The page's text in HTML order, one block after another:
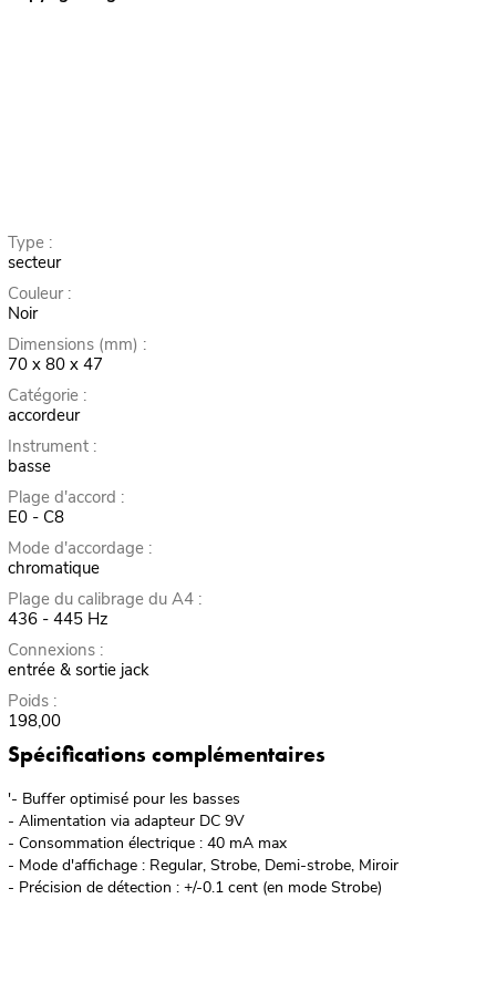
Type :
secteur
Couleur :
Noir
Dimensions (mm) :
70 x 80 x 47
Catégorie :
accordeur
Instrument :
basse
Plage d'accord :
E0 - C8
Mode d'accordage :
chromatique
Plage du calibrage du A4 :
436 - 445 Hz
Connexions :
entrée & sortie jack
Poids :
198,00
Spécifications complémentaires
'- Buffer optimisé pour les basses
- Alimentation via adapteur DC 9V
- Consommation électrique : 40 mA max
- Mode d'affichage : Regular, Strobe, Demi-strobe, Miroir
- Précision de détection : +/-0.1 cent (en mode Strobe)